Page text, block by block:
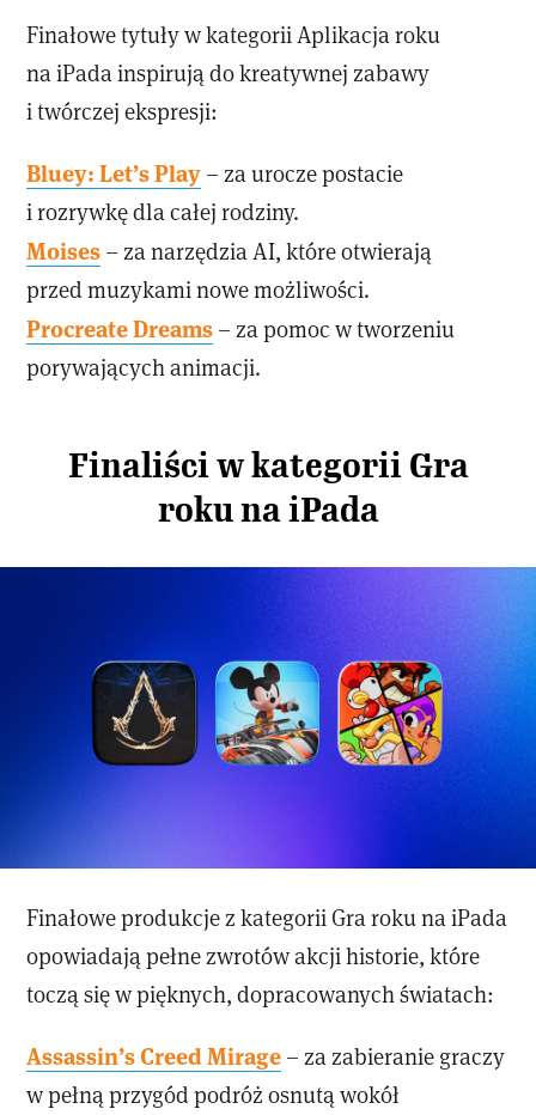
Finałowe tytuły w kategorii Aplikacja roku
na iPada inspirują do kreatywnej zabawy
i twórczej ekspresji:
Bluey: Let’s Play – za urocze postacie
i rozrywkę dla całej rodziny.
Moises – za narzędzia AI, które otwierają
przed muzykami nowe możliwości.
Procreate Dreams – za pomoc w tworzeniu
porywających animacji.
Finaliści w kategorii Gra
roku na iPada
Finałowe produkcje z kategorii Gra roku na iPada
opowiadają pełne zwrotów akcji historie, które
toczą się w pięknych, dopracowanych światach:
Assassin’s Creed Mirage – za zabieranie graczy
w pełną przygód podróż osnutą wokół